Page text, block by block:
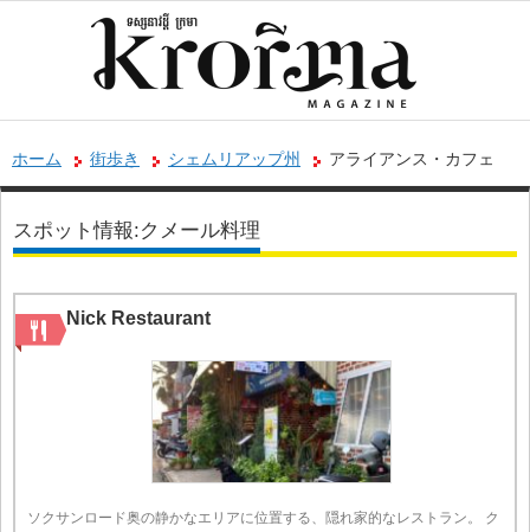
ホーム 街歩き シェムリアップ州 アライアンス・カフェ
スポット情報:クメール料理
Nick Restaurant
ソクサンロード奥の静かなエリアに位置する、隠れ家的なレストラン。 ク